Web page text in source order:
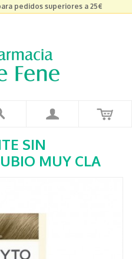
pedidos superiores a 25€
SIN
MUY CLA